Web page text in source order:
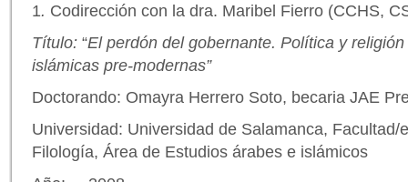
1. Codirección con la dra. Maribel Fierro (CCHS,
Título: “El perdón del gobernante. Política y
islámicas pre-modernas”
Doctorando: Omayra Herrero Soto, becaria JAE
Universidad: Universidad de Salamanca, Facultad/
Filología, Área de Estudios árabes e islámicos